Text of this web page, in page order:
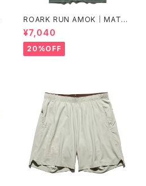
ROARK RUN AMOK｜MATHI
S CORE SS col.FOREST
¥7,040
20%OFF